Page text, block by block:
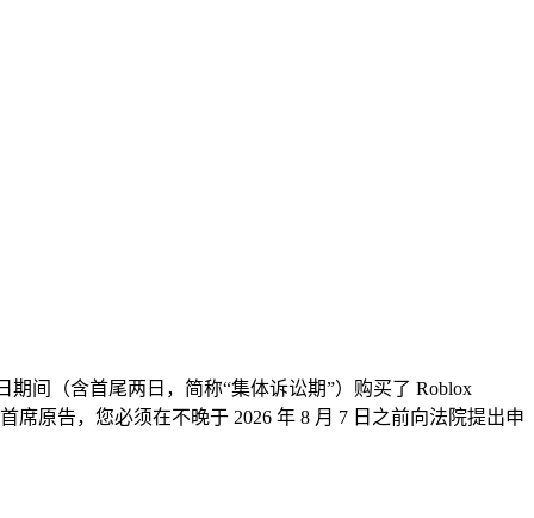
间（含首尾两日，简称“集体诉讼期”）购买了 Roblox
原告，您必须在不晚于 2026 年 8 月 7 日之前向法院提出申